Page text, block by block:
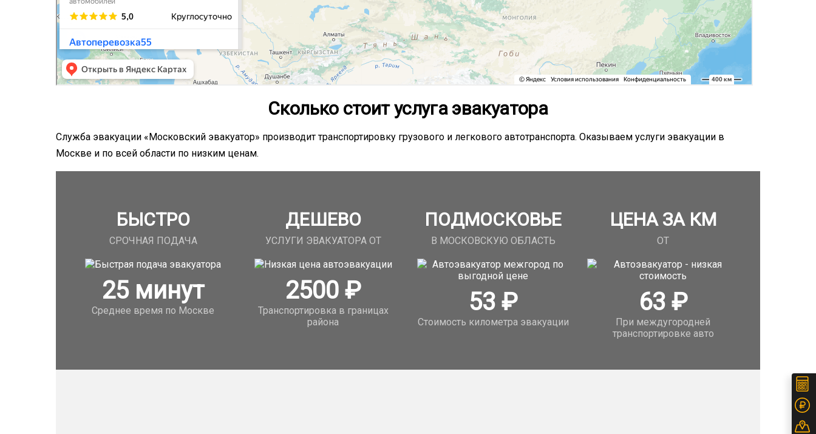
Сколько стоит услуга эвакуатора
Служба эвакуации «Московский эвакуатор» производит транспортировку грузового и легкового автотранспорта. Оказываем услуги эвакуации в
Москве и по всей области по низким ценам.
БЫСТРО
СРОЧНАЯ ПОДАЧА
25минут
Среднее время по Москве
ДЕШЕВО
УСЛУГИ ЭВАКУАТОРА ОТ
2500₽
Транспортировка в границах
района
ПОДМОСКОВЬЕ
В МОСКОВСКУЮ ОБЛАСТЬ
53₽
Стоимость километра эвакуации
ЦЕНА ЗА КМ
ОТ
63₽
При междугородней
транспортировке авто